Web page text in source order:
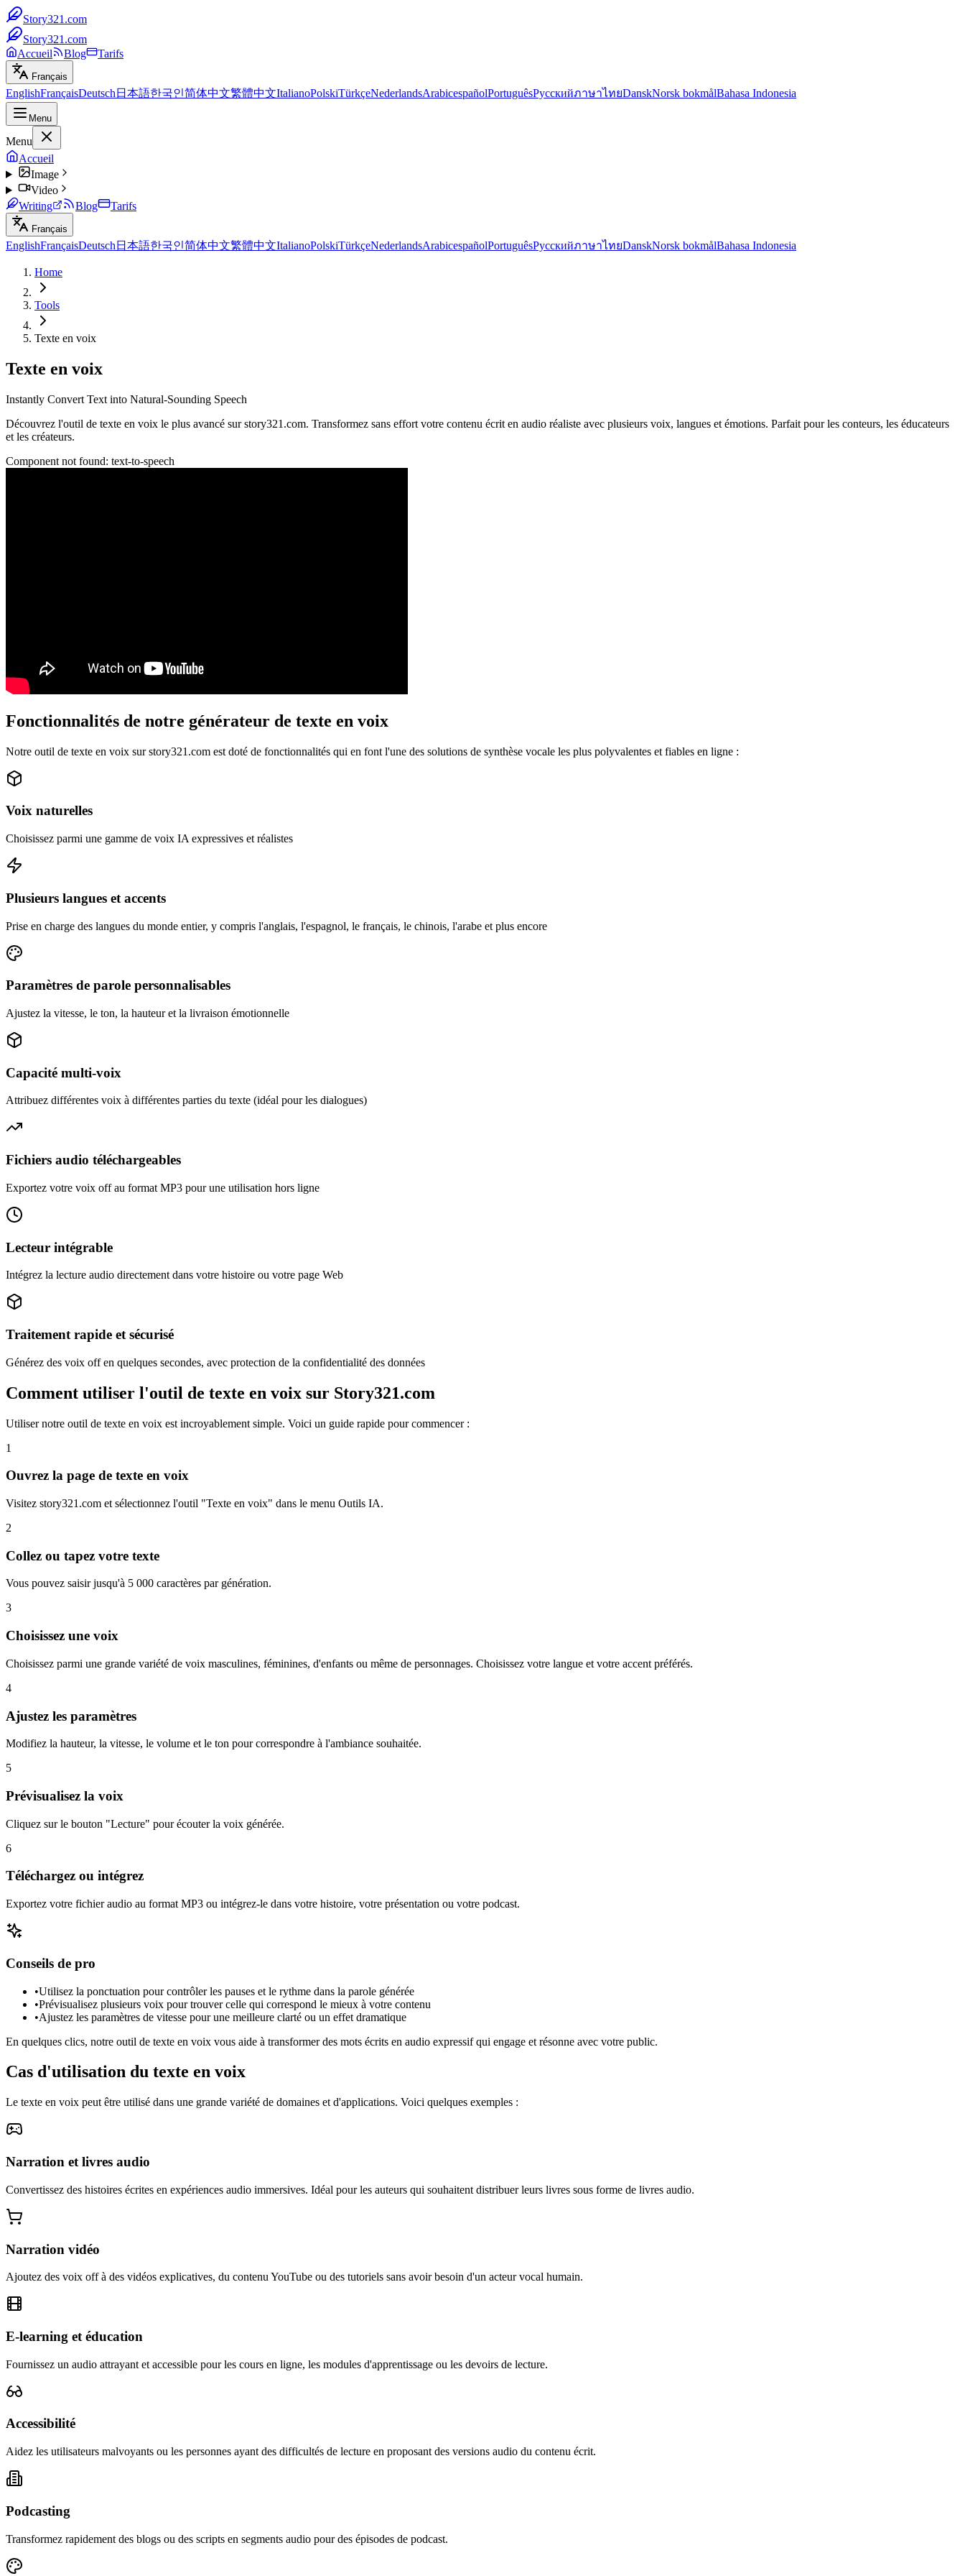
Story321.com
Story321.com
Accueil
Blog Tarifs
Français
EnglishFrançaisDeutsch 日本語한국인简体中文繁體中文ItalianoPolskiTürkçeNederlandsArabicespañolPortuguêsРусскийภาษาไทยDanskNorsk bokmålBahasa Indonesia
Menu
Menu
Accueil
Image
Video
Writing
Blog Tarifs
Français
EnglishFrançaisDeutsch 日本語한국인简体中文繁體中文ItalianoPolskiTürkçeNederlandsArabicespañolPortuguêsРусскийภาษาไทยDanskNorsk bokmålBahasa Indonesia
Home
Tools
Texte en voix
Texte en voix
Instantly Convert Text into Natural-Sounding Speech
Découvrez l'outil de texte en voix le plus avancé sur story321.com. Transformez sans effort votre contenu écrit en audio réaliste avec plusieurs voix, langues et émotions. Parfait pour les conteurs, les éducateurs
et les créateurs.
Component not found: text-to-speech
Fonctionnalités de notre générateur de texte en voix
Notre outil de texte en voix sur story321.com est doté de fonctionnalités qui en font l'une des solutions de synthèse vocale les plus polyvalentes et fiables en ligne :
Voix naturelles
Choisissez parmi une gamme de voix IA expressives et réalistes
Plusieurs langues et accents
Prise en charge des langues du monde entier, y compris l'anglais, l'espagnol, le français, le chinois, l'arabe et plus encore
Paramètres de parole personnalisables
Ajustez la vitesse, le ton, la hauteur et la livraison émotionnelle
Capacité multi-voix
Attribuez différentes voix à différentes parties du texte (idéal pour les dialogues)
Fichiers audio téléchargeables
Exportez votre voix off au format MP3 pour une utilisation hors ligne
Lecteur intégrable
Intégrez la lecture audio directement dans votre histoire ou votre page Web
Traitement rapide et sécurisé
Générez des voix off en quelques secondes, avec protection de la confidentialité des données
Comment utiliser l'outil de texte en voix sur Story321.com
Utiliser notre outil de texte en voix est incroyablement simple. Voici un guide rapide pour commencer :
1
Ouvrez la page de texte en voix
Visitez story321.com et sélectionnez l'outil "Texte en voix" dans le menu Outils IA.
2
Collez ou tapez votre texte
Vous pouvez saisir jusqu'à 5 000 caractères par génération.
3
Choisissez une voix
Choisissez parmi une grande variété de voix masculines, féminines, d'enfants ou même de personnages. Choisissez votre langue et votre accent préférés.
4
Ajustez les paramètres
Modifiez la hauteur, la vitesse, le volume et le ton pour correspondre à l'ambiance souhaitée.
5
Prévisualisez la voix
Cliquez sur le bouton "Lecture" pour écouter la voix générée.
6
Téléchargez ou intégrez
Exportez votre fichier audio au format MP3 ou intégrez-le dans votre histoire, votre présentation ou votre podcast.
Conseils de pro
•Utilisez la ponctuation pour contrôler les pauses et le rythme dans la parole générée
•Prévisualisez plusieurs voix pour trouver celle qui correspond le mieux à votre contenu
•Ajustez les paramètres de vitesse pour une meilleure clarté ou un effet dramatique
En quelques clics, notre outil de texte en voix vous aide à transformer des mots écrits en audio expressif qui engage et résonne avec votre public.
Cas d'utilisation du texte en voix
Le texte en voix peut être utilisé dans une grande variété de domaines et d'applications. Voici quelques exemples :
Narration et livres audio
Convertissez des histoires écrites en expériences audio immersives. Idéal pour les auteurs qui souhaitent distribuer leurs livres sous forme de livres audio.
Narration vidéo
Ajoutez des voix off à des vidéos explicatives, du contenu YouTube ou des tutoriels sans avoir besoin d'un acteur vocal humain.
E-learning et éducation
Fournissez un audio attrayant et accessible pour les cours en ligne, les modules d'apprentissage ou les devoirs de lecture.
Accessibilité
Aidez les utilisateurs malvoyants ou les personnes ayant des difficultés de lecture en proposant des versions audio du contenu écrit.
Podcasting
Transformez rapidement des blogs ou des scripts en segments audio pour des épisodes de podcast.